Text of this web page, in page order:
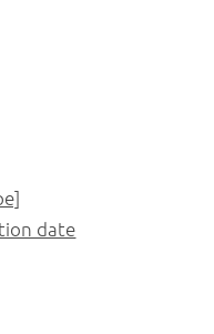
date